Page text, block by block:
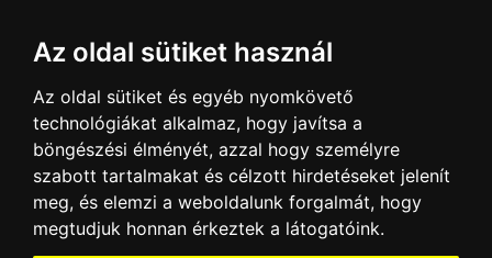
Az oldal sütiket használ
Az oldal sütiket és egyéb nyomkövető
technológiákat alkalmaz, hogy javítsa a
böngészési élményét, azzal hogy személyre
szabott tartalmakat és célzott hirdetéseket jelenít
meg, és elemzi a weboldalunk forgalmát, hogy
megtudjuk honnan érkeztek a látogatóink.